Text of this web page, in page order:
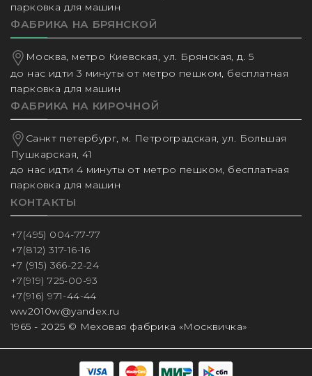
парковка для машин
ФАБРИКА НА БРЯНСКОЙ
Москва, метро Киевская, ул. Брянская, д. 5
до нас идти 3 минуты от метро пешком, бесплатная
парковка для машин
ФАБРИКА НА КИРОЧНОЙ
Санкт петербург, м. Петроградская, ул. Большая
Пушкарская, 41
до нас идти 4 минуты от метро пешком, бесплатная
парковка для машин
КОНТАКТЫ
+7(495) 004-77-77
+7(812) 317-16-16
+7 (915) 366-22-24
+7(919) 725-00-93
+7(916) 971-44-44
ww2010w@yandex.ru
1965 - 2025 © Меховая фабрика «Москвичка»